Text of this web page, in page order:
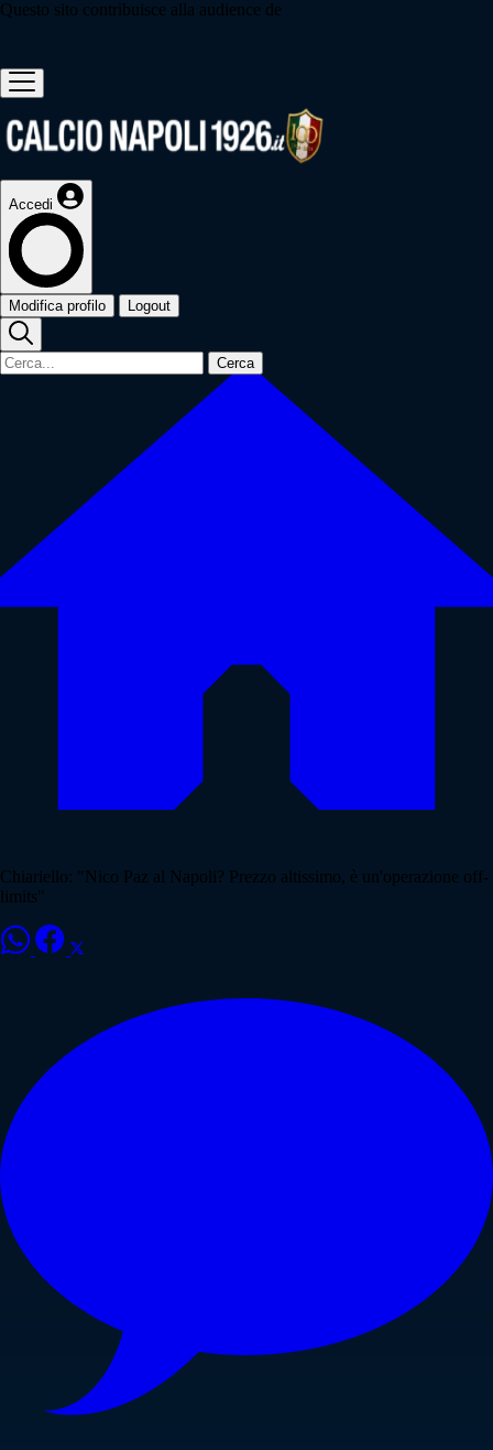
Questo sito contribuisce alla audience de
Accedi
Modifica profilo Logout
Cerca
Chiariello: "Nico Paz al Napoli? Prezzo altissimo, è un'operazione off-
limits"